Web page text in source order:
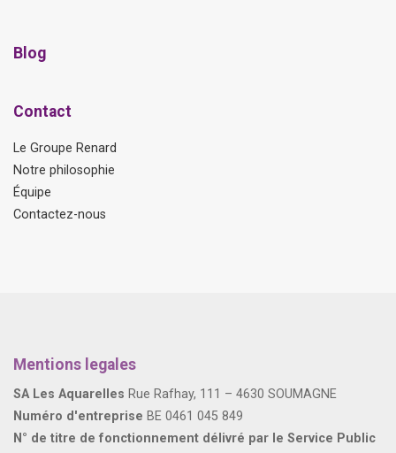
Blog
Contact
Le Groupe Renard
Notre philosophie
Équipe
Contactez-nous
Mentions legales
SA Les Aquarelles Rue Rafhay, 111 – 4630 SOUMAGNE
Numéro d'entreprise BE 0461 045 849
N° de titre de fonctionnement délivré par le Service Public